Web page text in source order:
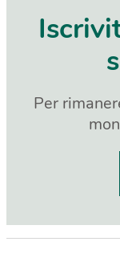
Per